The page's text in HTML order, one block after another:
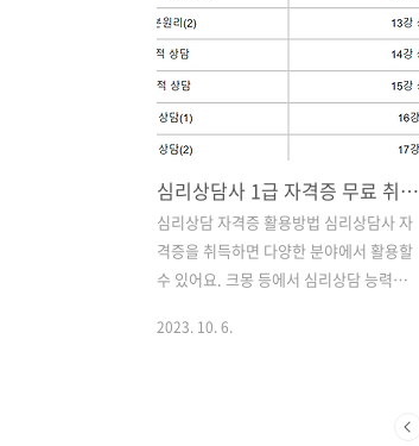
심리상담사 1급 자격증 무료 취득 방법, 직업 전망, 프리랜서
심리상담 자격증 활용방법 심리상담사 자
격증을 취득하면 다양한 분야에서 활용할
수 있어요. 크몽 등에서 심리상담 능력을
등에 유리하며, 나중에 아이들을 대상으
중에 CS 강사에 도전하거나 집에서 상세
2023. 10. 6.